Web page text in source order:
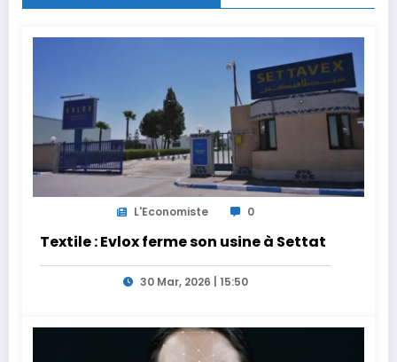
L'Economiste 0
Textile : Evlox ferme son usine à Settat
30 Mar, 2026 | 15:50